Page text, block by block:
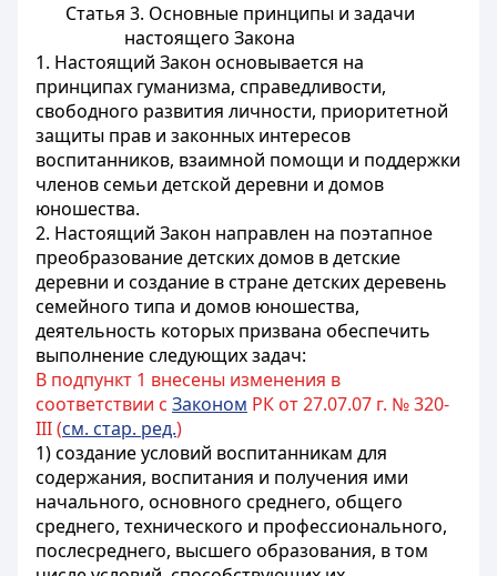
Статья 3. Основные принципы и задачи
настоящего Закона
1. Настоящий Закон основывается на
принципах гуманизма, справедливости,
свободного развития личности, приоритетной
защиты прав и законных интересов
воспитанников, взаимной помощи и поддержки
членов семьи детской деревни и домов
юношества.
2. Настоящий Закон направлен на поэтапное
преобразование детских домов в детские
деревни и создание в стране детских деревень
семейного типа и домов юношества,
деятельность которых призвана обеспечить
выполнение следующих задач:
В подпункт 1 внесены изменения в
соответствии с Законом РК от 27.07.07 г. № 320-
III (см. стар. ред.)
1) создание условий воспитанникам для
содержания, воспитания и получения ими
начального, основного среднего, общего
среднего, технического и профессионального,
послесреднего, высшего образования, в том